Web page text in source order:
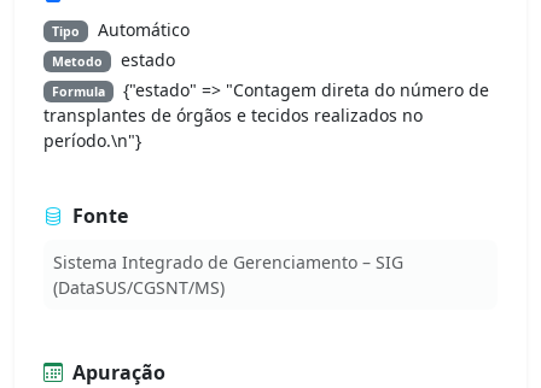
Tipo Automático
Metodo estado
Formula
{"estado" => "Contagem direta do número de
transplantes de órgãos e tecidos realizados no
período.\n"}
Fonte
Sistema Integrado de Gerenciamento – SIG
(DataSUS/CGSNT/MS)
Apuração